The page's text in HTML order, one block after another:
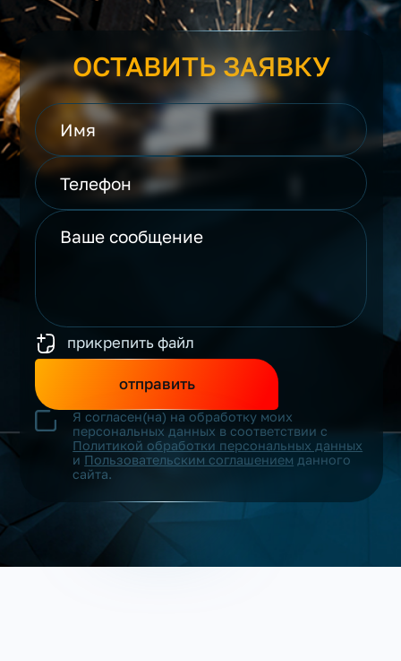
ОСТАВИТЬ ЗАЯВКУ
прикрепить файл
отправить
Я согласен(на) на обработку моих
персональных данных в соответствии с
Политикой обработки персональных данных
и Пользовательским соглашением данного
сайта.